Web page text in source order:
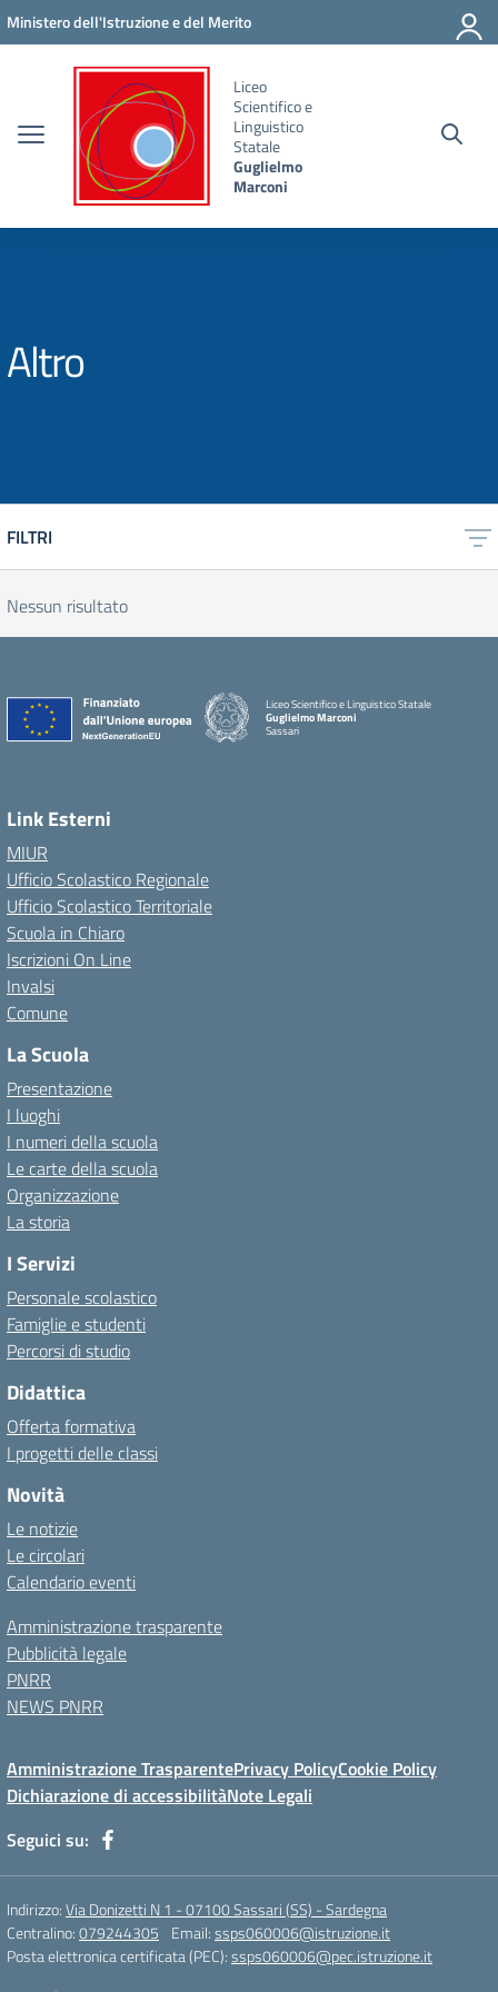
Vai ai contenuti
Vai al menu di navigazione
Vai al footer
Ministero dell'Istruzione e del Merito
Liceo
Scientifico e
Linguistico
Statale
Guglielmo
Marconi
Altro
FILTRI
Nessun risultato
Liceo Scientifico e Linguistico Statale
Guglielmo Marconi
Sassari
Link Esterni
MIUR
Ufficio Scolastico Regionale
Ufficio Scolastico Territoriale
Scuola in Chiaro
Iscrizioni On Line
Invalsi
Comune
La Scuola
Presentazione
I luoghi
I numeri della scuola
Le carte della scuola
Organizzazione
La storia
I Servizi
Personale scolastico
Famiglie e studenti
Percorsi di studio
Didattica
Offerta formativa
I progetti delle classi
Novità
Le notizie
Le circolari
Calendario eventi
Amministrazione trasparente
Pubblicità legale
PNRR
NEWS PNRR
Amministrazione TrasparentePrivacy PolicyCookie Policy
Dichiarazione di accessibilitàNote Legali
Seguici su:
Indirizzo:Via Donizetti N 1 - 07100 Sassari (SS) - Sardegna
Centralino:079244305 Email:ssps060006@istruzione.it
Posta elettronica certificata (PEC):ssps060006@pec.istruzione.it